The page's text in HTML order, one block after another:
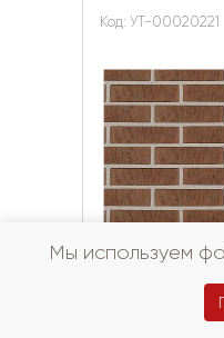
Код: УТ-00020221
Кирпич
Мы используем